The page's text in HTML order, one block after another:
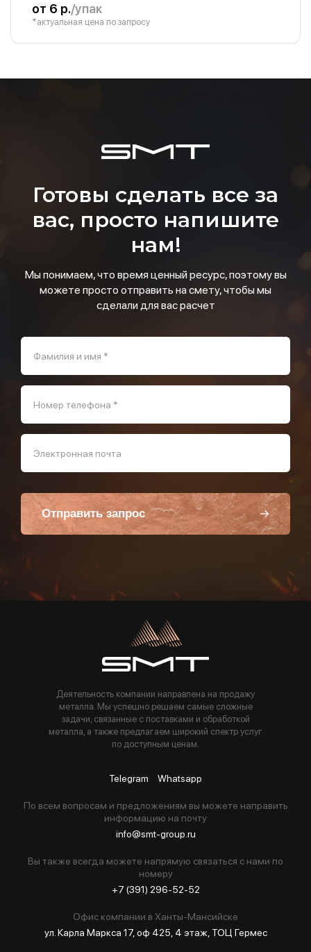
от 6 р./упак
*актуальная цена по запросу
Готовы сделать все за
вас, просто напишите
нам!
Мы понимаем, что время ценный ресурс, поэтому вы
можете просто отправить на смету, чтобы мы
сделали для вас расчет
Фамилия и имя *
Номер телефона *
Электронная почта
Отправить запрос
Пользуясь данной формой вы соглашаетесь с политикой компании
Деятельность компании направлена на продажу
металла. Мы успешно решаем самые сложные
задачи, связанные с поставками и обработкой
металла, а также предлагаем широкий спектр услуг
по доступным ценам.
Telegram Whatsapp
По всем вопросам и предложениям вы можете направить
информацию на почту
info@smt-group.ru
Вы также всегда можете напрямую связаться с нами по
номеру
+7 (391) 296-52-52
Офис компании в Ханты-Мансийске
ул. Карла Маркса 17, оф 425, 4 этаж, ТОЦ Гермес